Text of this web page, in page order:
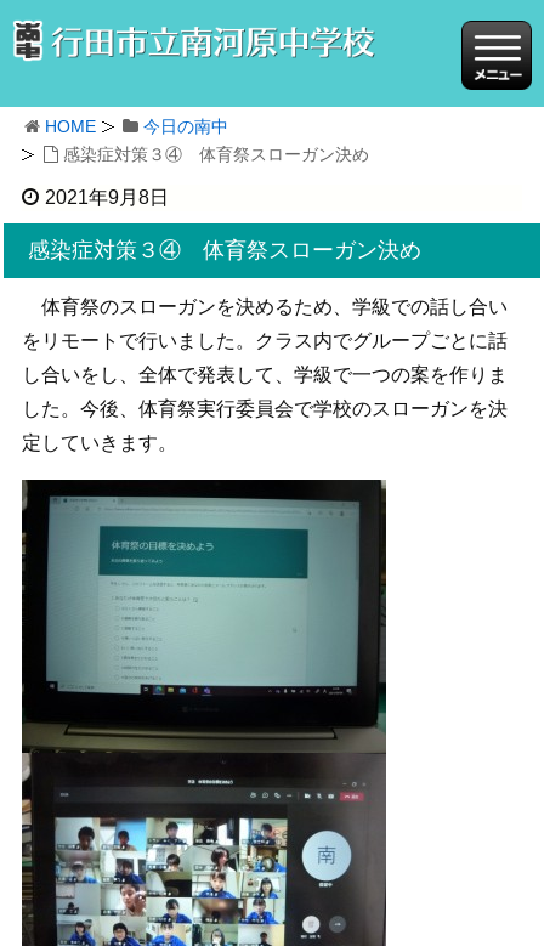
HOME
今日の南中
感染症対策３④ 体育祭スローガン決め
2021年9月8日
感染症対策３④ 体育祭スローガン決め
体育祭のスローガンを決めるため、学級での話し合い
をリモートで行いました。クラス内でグループごとに話
し合いをし、全体で発表して、学級で一つの案を作りま
した。今後、体育祭実行委員会で学校のスローガンを決
定していきます。